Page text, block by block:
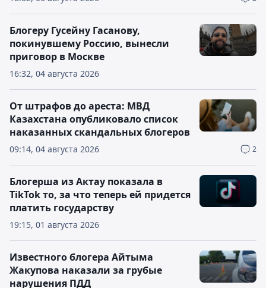
16:32, 04 августа 2026
Блогеру Гусейну Гасанову,
покинувшему Россию, вынесли
приговор в Москве
09:14, 04 августа 2026 2
От штрафов до ареста: МВД
Казахстана опубликовало список
наказанных скандальных блогеров
19:15, 01 августа 2026
Блогерша из Актау показала в
TikTok то, за что теперь ей придется
платить государству
Известного блогера Айтыма
Жакупова наказали за грубые
нарушения ПДД